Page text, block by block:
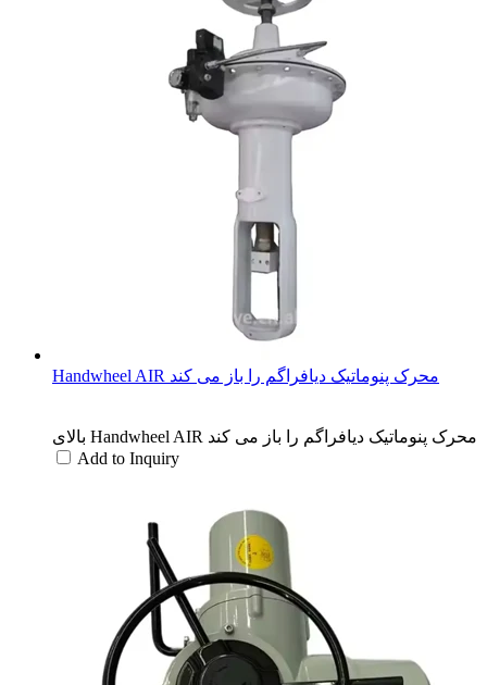
Handwheel AIR محرک پنوماتیک دیافراگم را باز می کند
بالای Handwheel AIR محرک پنوماتیک دیافراگم را باز می کند
Add to Inquiry